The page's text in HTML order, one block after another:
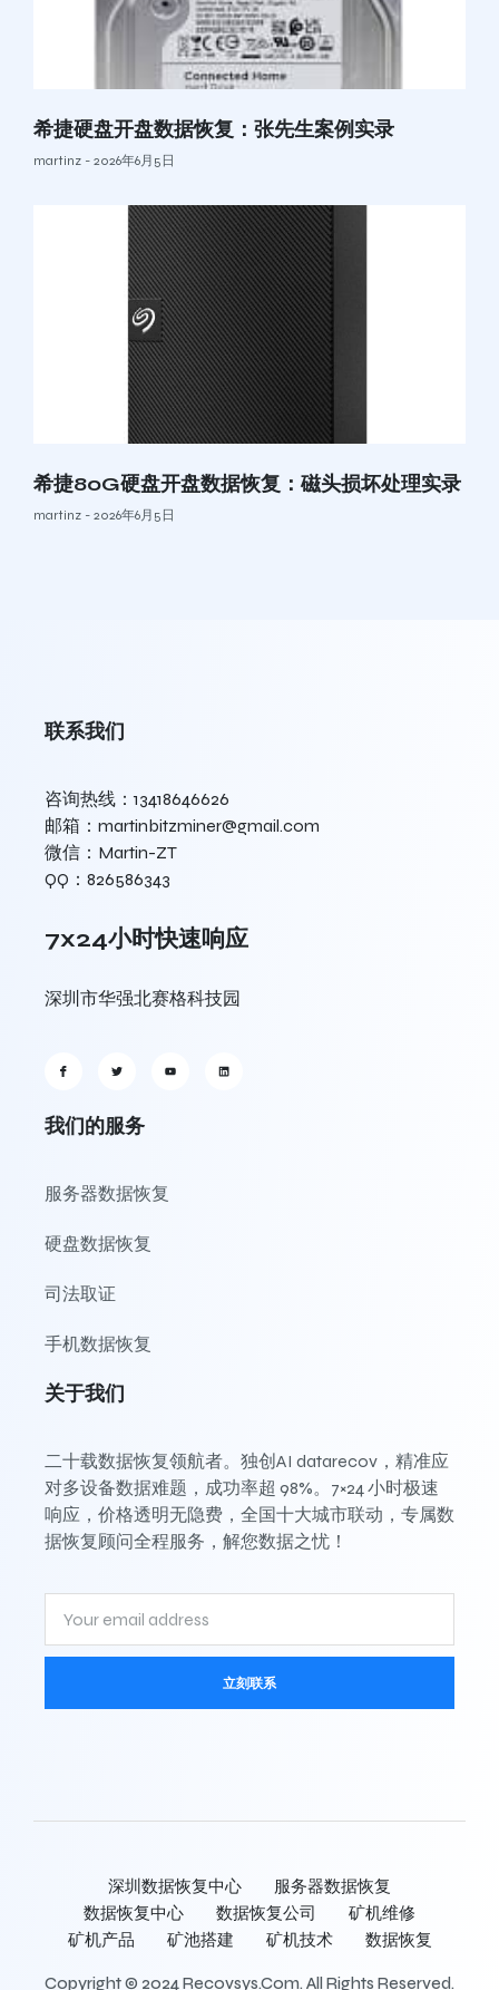
希捷硬盘开盘数据恢复：张先生案例实录
martinz 2026年6月5日
希捷80G硬盘开盘数据恢复：磁头损坏处理实录
martinz 2026年6月5日
联系我们
咨询热线：13418646626
邮箱：martinbitzminer@gmail.com
微信：Martin-ZT
QQ：826586343
7x24小时快速响应
深圳市华强北赛格科技园
我们的服务
服务器数据恢复
硬盘数据恢复
司法取证
手机数据恢复
关于我们
二十载数据恢复领航者。独创AI datarecov，精准应
对多设备数据难题，成功率超 98%。7×24 小时极速
响应，价格透明无隐费，全国十大城市联动，专属数
据恢复顾问全程服务，解您数据之忧！
立刻联系
深圳数据恢复中心
服务器数据恢复
数据恢复中心
数据恢复公司
矿机维修
矿机产品
矿池搭建 矿机技术 数据恢复
Copyright © 2024 Recovsys.com. All Rights Reserved.